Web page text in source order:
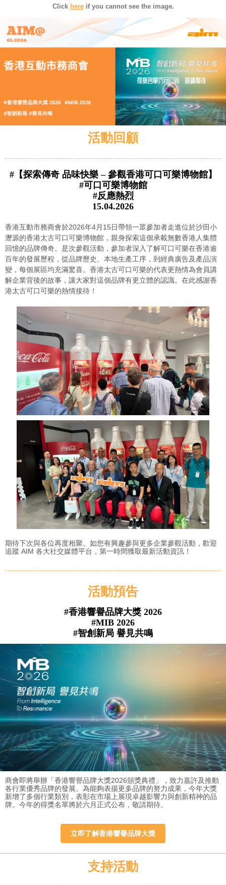
Click hereif you cannot see the image.
活動回顧
#【探索傳奇 品味快樂 – 參觀香港可口可樂博物館】
#可口可樂博物館
#反應熱烈
15.04.2026
香港互動市務商會於2026年4月15日帶領一眾參加者走進位於沙田小
瀝源的香港太古可口可樂博物館，親身探索這個承載無數香港人集體
回憶的品牌傳奇。是次參觀活動，參加者深入了解可口可樂在香港逾
百年的發展歷程，從品牌歷史、本地生產工序，到經典廣告及產品演
變，每個展區均充滿驚喜。香港太古可口可樂的代表更熱情為會員講
解企業背後的故事，讓大家對這個品牌有更立體的認識。在此感謝香
港太古可口可樂的熱情接待！
期待下次與各位再度相聚。如您有興趣參與更多企業參觀活動，歡迎
追蹤 AIM 各大社交媒體平台，第一時間獲取最新活動資訊！
活動預告
#香港響譽品牌大獎 2026
#MIB 2026
#智創新局 譽見共鳴
商會即將舉辦「香港響譽品牌大獎2026頒獎典禮」，致力嘉許及推動
各行業優秀品牌的發展。為能夠表揚更多品牌的努力成果，今年大獎
新增了多個行業類別，表彰在市場上展現卓越影響力與創新精神的品
牌。今年的得獎名單將於六月正式公布，敬請期待。
立即了解香港響譽品牌大獎
支持活動